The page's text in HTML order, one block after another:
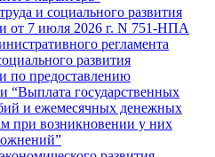
и социального развития
от 7 июля 2026 г. N 751-НПА
регламента
развития
по предоставлению
“Выплата государственных
и ежемесячных денежных
при возникновении у них